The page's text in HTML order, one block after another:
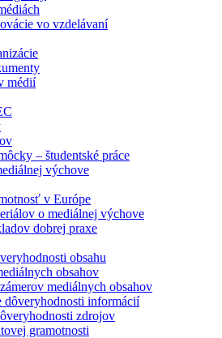
vo vzdelávaní
médií
– študentské práce
výchove
v Európe
o mediálnej výchove
dobrej praxe
obsahu
obsahov
mediálnych obsahov
dôveryhodnosti informácií
zdrojov
gramotnosti